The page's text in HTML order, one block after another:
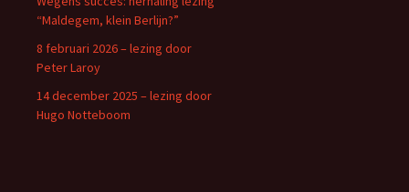
“Maldegem, klein Berlijn?”
8 februari 2026 – lezing door
Peter Laroy
14 december 2025 – lezing door
Hugo Notteboom